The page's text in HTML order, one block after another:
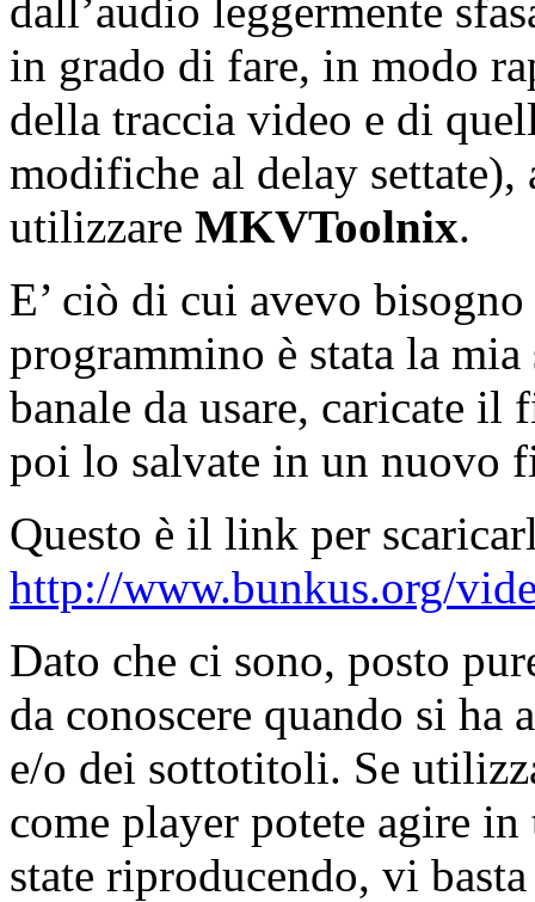
dall’audio leggermente
in grado di fare, in modo
della traccia video e di
modifiche al delay
utilizzare MKVToolnix.
E’ ciò di cui avevo bisogno
programmino è stata la
banale da usare, caricate il
poi lo salvate in un nuovo
Questo è il link per
http://www.bunkus.org/
Dato che ci sono, posto
da conoscere quando si ha
e/o dei sottotitoli. Se
come player potete agire
state riproducendo, vi